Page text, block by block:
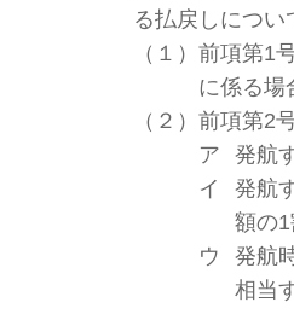
る払戻しにつ
（１） 前項第1
に係る
（２） 前項第2
ア
発航
イ
発航
額の
ウ
発航
相当